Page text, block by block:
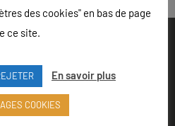
de 9h à 18h - Rue Louis Lepître,
52200 LANGRES
des cookies" en bas de page
ce site.
En savoir plus
COOKIES